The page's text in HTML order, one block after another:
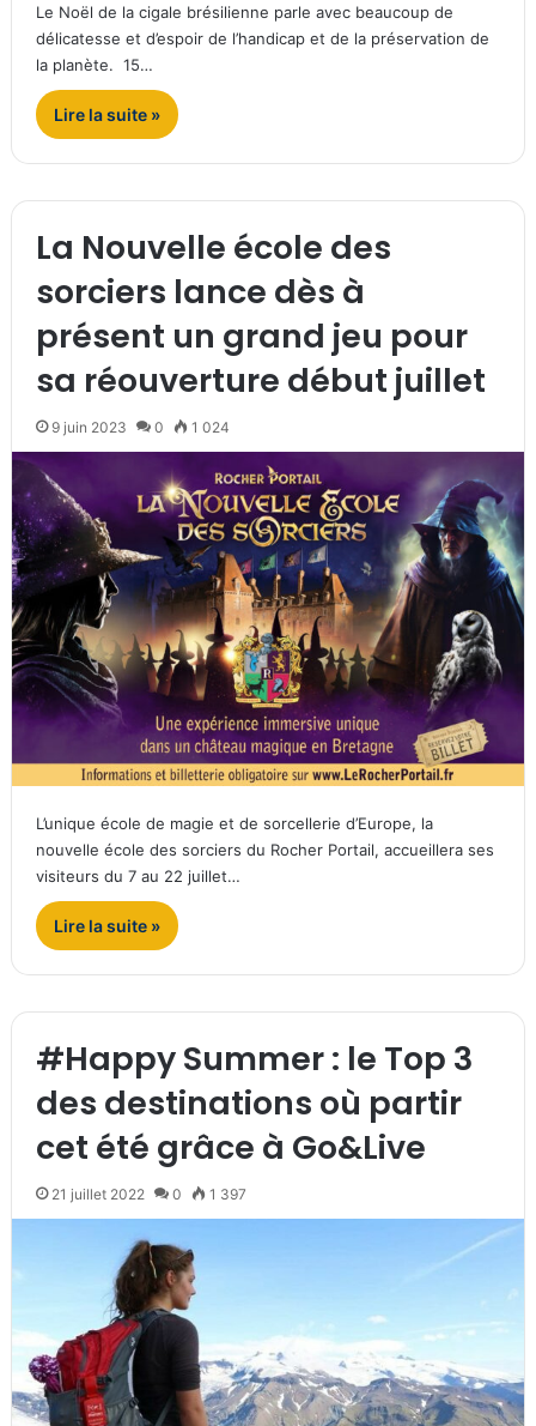
Le Noël de la cigale brésilienne parle avec beaucoup de
délicatesse et d’espoir de l’handicap et de la préservation de
la planète. 15…
Lire la suite »
La Nouvelle école des
sorciers lance dès à
présent un grand jeu pour
sa réouverture début juillet
9 juin 2023 0 1 024
L’unique école de magie et de sorcellerie d’Europe, la
nouvelle école des sorciers du Rocher Portail, accueillera ses
visiteurs du 7 au 22 juillet…
Lire la suite »
#Happy Summer : le Top 3
des destinations où partir
cet été grâce à Go&Live
21 juillet 2022 0 1 397